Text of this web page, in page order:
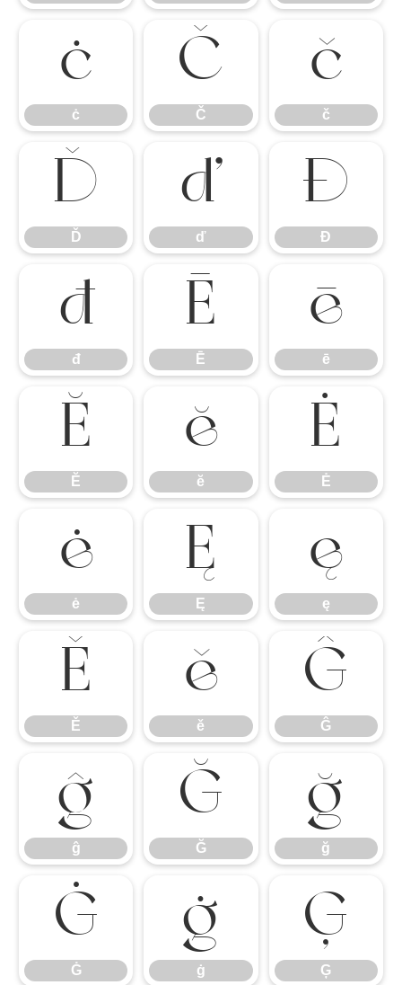
ċ
ċ
Č
Č
č
č
Ď
Ď
ď
ď
Đ
Đ
đ
đ
Ē
Ē
ē
ē
Ĕ
Ĕ
ĕ
ĕ
Ė
Ė
ė
ė
Ę
Ę
ę
ę
Ě
Ě
ě
ě
Ĝ
Ĝ
ĝ
ĝ
Ğ
Ğ
ğ
ğ
Ġ
Ġ
ġ
ġ
Ģ
Ģ